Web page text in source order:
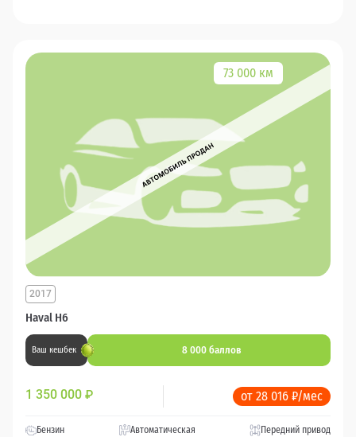
73 000 км
Haval H6
2017
Ваш кешбек 8 000 баллов
1 350 000 ₽ от 28 016 ₽/мес
Бензин Автоматическая Передний привод